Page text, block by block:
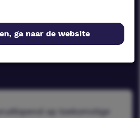
zodra
van kracht
wordt.
op toekomstige
over de cookies die wij
op dit punt, lees dan
stel uw eigen keuze in. U kunt
ga naar de website